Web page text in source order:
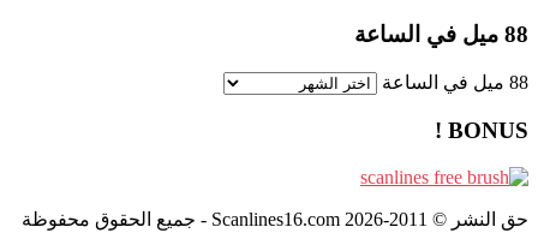
88 ميل في الساعة
88 ميل في الساعة
BONUS !
حق النشر © 2011-2026 Scanlines16.com - جميع الحقوق محفوظة